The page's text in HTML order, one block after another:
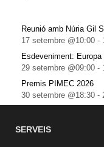
Reunió amb Núria Gil
17 setembre @10:00 -
Esdeveniment:
29 setembre @09:00 -
Premis PIMEC 2026
30 setembre @18:30 -
SERVEIS